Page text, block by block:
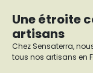
Une étroite
artisans
Chez Sensaterra,
tous nos artisans en